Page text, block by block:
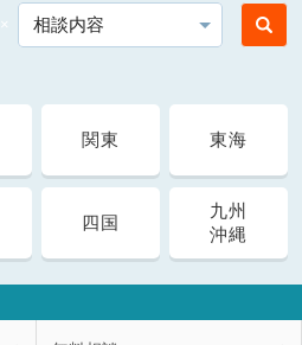
相談内容
関東 東海
四国
九州
沖縄